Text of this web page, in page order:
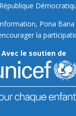
Pona
la
Avec le soutien de